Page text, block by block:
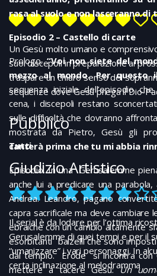
rasa al suolo e non lasceranno di
Episodio 2 – Castello di carte
Prologo.“Voi non siete del
mezzo al mondo. Per questo
sequenza iniziale dell’episodio
cena, i discepoli restano
sulle difficoltà che dovranno
mostrata da Pietro, Gesù gli
canterà prima che tu mi abbia
Episodio. In una Gerusalemme
anche lui a predicare una
Andrea. Leandro, pagano
capra sacrificale ma deve cambiare
ebraiche con un cambio altamente
esorbitanti balzelli che sono
dal tempio. Erode si incontra con
mettere a tacere Gesù:Un
Un Gesù molto umano e
suoi discepoli in preparazione ai
traspare un chiaro senso del
sequenze dove Gesù prega il Dio-
Pubblico
Tutti
Giudizio Artistico
Il serial è da lodare per l’ottima
Gerusalemme di quei tempi e per il
“umanizzare” i vari personaggi. In
certa inclinazione al melodramma